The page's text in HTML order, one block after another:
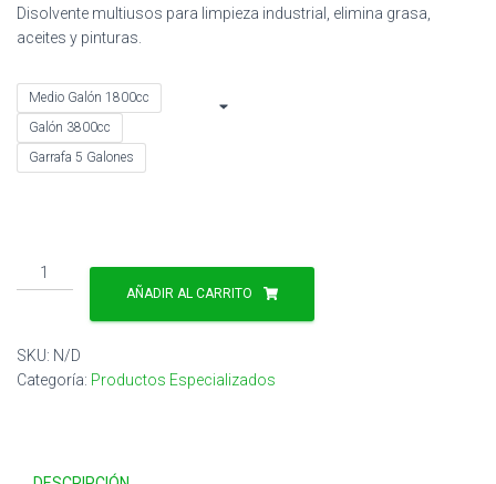
Disolvente multiusos para limpieza industrial, elimina grasa,
aceites y pinturas.
Medio Galón 1800cc
Galón 3800cc
Garrafa 5 Galones
Varsol
cantidad
AÑADIR AL CARRITO
SKU: N/D
Categoría: Productos Especializados